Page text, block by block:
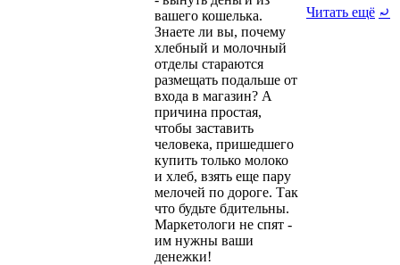
вашего кошелька.
Знаете ли вы, почему
хлебный и молочный
отделы стараются
размещать подальше от
входа в магазин? А
причина простая,
чтобы заставить
человека, пришедшего
купить только молоко
и хлеб, взять еще пару
мелочей по дороге. Так
что будьте бдительны.
Маркетологи не спят -
им нужны ваши
денежки!
Читать ещё ⤾